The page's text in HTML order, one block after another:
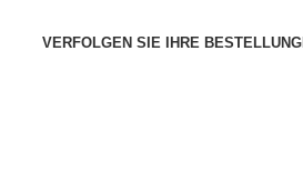
VERFOLGEN SIE IHRE BESTELLUNG